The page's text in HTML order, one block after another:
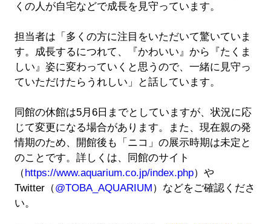
くの人が自宅などで成長を見守っています。
担当者は「多くの方に注目をいただいて驚いていま
す。成長するにつれて、『かわいい』から『たくま
しい』姿に変わっていくと思うので、一緒に見守っ
ていただけたらうれしい」と話しています。
同館の休館は5月6日までとしていますが、状況に応
じて変更になる場合があります。また、現在親の発
情期のため、開館後も「ニコ」の展示時期は未定と
のことです。詳しくは、同館のサイト
（https://www.aquarium.co.jp/index.php）や
Twitter（@TOBA_AQUARIUM）などをご確認くださ
い。